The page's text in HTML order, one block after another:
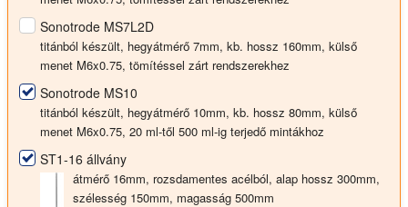
Sonotrode MS7L2D
titánból készült, hegyátmérő 7mm, kb. hossz 160mm, külső
menet M6x0.75, tömítéssel zárt rendszerekhez
Sonotrode MS10
titánból készült, hegyátmérő 10mm, kb. hossz 80mm, külső
menet M6x0.75, 20 ml-től 500 ml-ig terjedő mintákhoz
ST1-16 állvány
átmérő 16mm, rozsdamentes acélból, alap hossz 300mm,
szélesség 150mm, magasság 500mm